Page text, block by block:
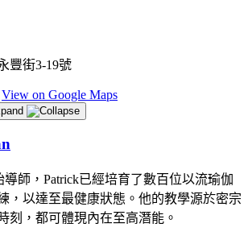
豐街3-19號
View on Google Maps
師，Patrick已經培育了數百位以流瑜伽
，以達至最健康狀態。他的教學源於密宗
刻，都可體現內在至高潛能。